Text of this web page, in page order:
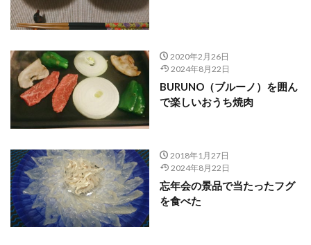
2020年2月26日
2024年8月22日
BURUNO（ブルーノ）を囲ん
で楽しいおうち焼肉
2018年1月27日
2024年8月22日
忘年会の景品で当たったフグ
を食べた